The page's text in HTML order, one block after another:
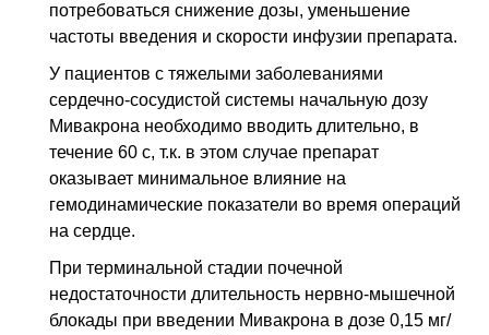
потребоваться снижение дозы, уменьшение
частоты введения и скорости инфузии препарата.
У пациентов с тяжелыми заболеваниями
сердечно-сосудистой системы начальную дозу
Мивакрона необходимо вводить длительно, в
течение 60 с, т.к. в этом случае препарат
оказывает минимальное влияние на
гемодинамические показатели во время операций
на сердце.
При терминальной стадии почечной
недостаточности длительность нервно-мышечной
блокады при введении Мивакрона в дозе 0,15 мг/